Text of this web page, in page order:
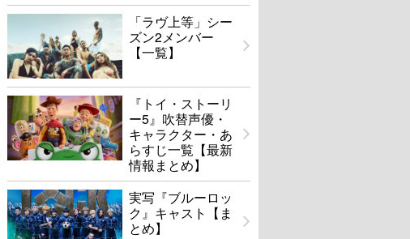
「ラヴ上等」シー
ズン2メンバー
【一覧】
『トイ・ストーリ
ー5』吹替声優・
キャラクター・あ
らすじ一覧【最新
情報まとめ】
実写『ブルーロッ
ク』キャスト【ま
とめ】